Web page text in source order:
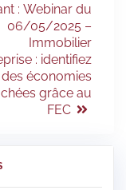
: Webinar du
06/05/2025 –
Immobilier
: identifiez
des économies
grâce au
FEC